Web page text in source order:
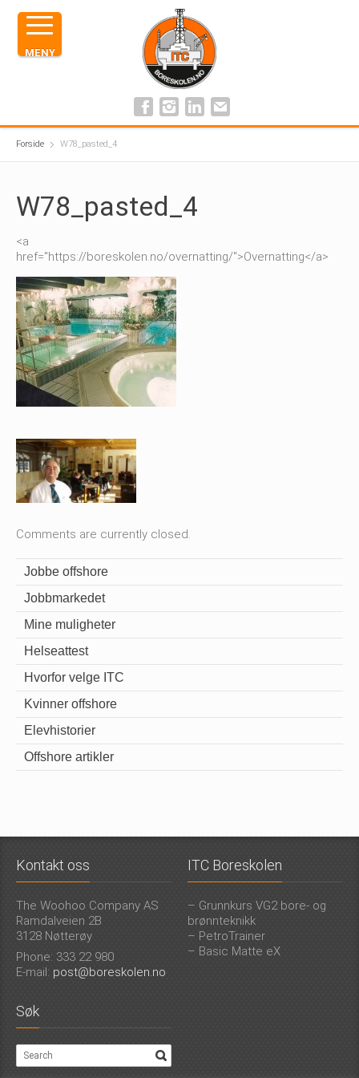
Forside W78_pasted_4
W78_pasted_4
<a
href="https://boreskolen.no/overnatting/">Overnatting</a>
Comments are currently closed.
Jobbe offshore
Jobbmarkedet
Mine muligheter
Helseattest
Hvorfor velge ITC
Kvinner offshore
Elevhistorier
Offshore artikler
Kontakt oss
The Woohoo Company AS
Ramdalveien 2B
3128 Nøtterøy
Phone: 333 22 980
E-mail: post@boreskolen.no
ITC Boreskolen
– Grunnkurs VG2 bore- og
brønnteknikk
– PetroTrainer
– Basic Matte eX
Søk
MENY